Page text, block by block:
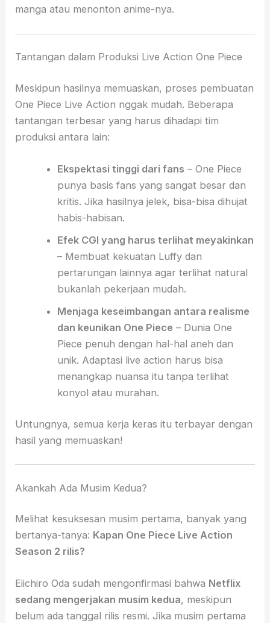
manga atau menonton anime-nya.
Tantangan dalam Produksi Live Action One Piece
Meskipun hasilnya memuaskan, proses pembuatan
One Piece Live Action nggak mudah. Beberapa
tantangan terbesar yang harus dihadapi tim
produksi antara lain:
Ekspektasi tinggi dari fans – One Piece
punya basis fans yang sangat besar dan
kritis. Jika hasilnya jelek, bisa-bisa dihujat
habis-habisan.
Efek CGI yang harus terlihat meyakinkan
– Membuat kekuatan Luffy dan
pertarungan lainnya agar terlihat natural
bukanlah pekerjaan mudah.
Menjaga keseimbangan antara realisme
dan keunikan One Piece – Dunia One
Piece penuh dengan hal-hal aneh dan
unik. Adaptasi live action harus bisa
menangkap nuansa itu tanpa terlihat
konyol atau murahan.
Untungnya, semua kerja keras itu terbayar dengan
hasil yang memuaskan!
Akankah Ada Musim Kedua?
Melihat kesuksesan musim pertama, banyak yang
bertanya-tanya: Kapan One Piece Live Action
Season 2 rilis?
Eiichiro Oda sudah mengonfirmasi bahwa Netflix
sedang mengerjakan musim kedua, meskipun
belum ada tanggal rilis resmi. Jika musim pertama